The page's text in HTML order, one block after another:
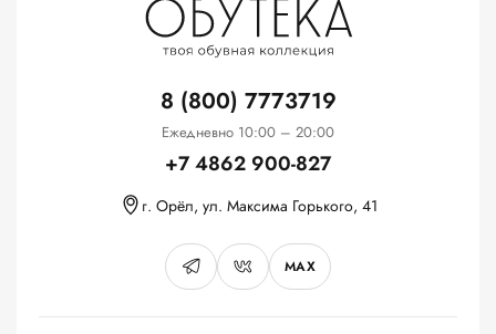
8 (800) 7773719
Ежедневно 10:00 – 20:00
+7 4862 900-827
г. Орёл, ул. Максима Горького, 41
MAX